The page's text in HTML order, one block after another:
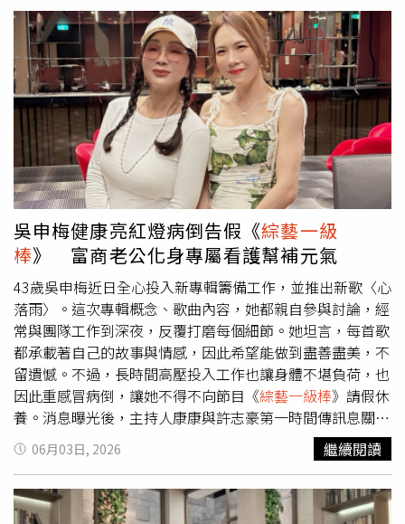
難」。這集大來賓正好邀來曾心梅，以堅強的歌唱實力，曾
兩度拿下金曲獎台語歌后寶座，近期她正準備舉辦小型演唱
會，康康便分享現在小型演唱會場地設計得相當貼心，即使
可容納700人的場地，只來了300位觀眾，主辦單位也會將
舞台往觀眾席方向推移，讓現場看起來依舊十分熱鬧。康康
話一說完，曾心梅幽默吐槽：「康康會這樣講，表示他是過
來人。」整集以「璀璨金曲Party Night」為主題，其中「復
古悲歌趴」單元狂掀回憶殺。郭婷筠與蘇宥蓉合唱〈碎心
戀〉，朱海君、蕭玉芬帶來經典歌曲〈秋風夜雨〉，而朱海
君透露自己在歌曲最後一句，刻意模仿金曲歌后曾心梅的唱
腔，向前輩致敬，這個巧思讓曾心梅聽了很開心。接著許志
豪、翁鈺鈞合唱江蕙與施文彬的對唱曲〈傷心到何時〉，兩
人默契十足。康康聽完後表示，雖然唱的是江蕙的歌曲，但
覺得翁鈺鈞的聲音裡帶有幾分鄧麗君的韻味。
吳申梅健康亮紅燈病倒告假《綜藝一級
棒》 富商老公化身專屬看護幫補元氣
43歲吳申梅近日全心投入新專輯籌備工作，並推出新歌〈心
落雨〉。這次專輯概念、歌曲內容，她都親自參與討論，經
常與團隊工作到深夜，反覆打磨每個細節。她坦言，每首歌
都承載著自己的故事與情感，因此希望能做到盡善盡美，不
留遺憾。不過，長時間高壓投入工作也讓身體不堪負荷，也
因此重感冒病倒，讓她不得不向節目《綜藝一級棒》請假休
養。消息曝光後，主持人康康與許志豪第一時間傳訊息關
心，讓吳申梅備感溫暖。吳申梅表示，這次生病讓她深刻體
會到健康的重要性，也提醒自己未來在衝刺事業的同時，必
須兼顧身體狀況。她特別返回香港休養身體與從事科技業的
富商老公Eric團聚，Eric更化身專屬看護，不僅天天提醒她
06月03日, 2026 繼續閱讀